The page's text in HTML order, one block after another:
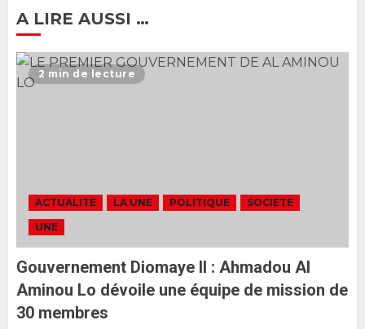
Ousmane Sonko rassure : «
L’Assemblée nationale ne
3
gouvernement : PASTEF pose
A LIRE AUSSI …
2 min de lecture
ACTUALITE LA UNE POLITIQUE
SOCIETE
UNE
Gouvernement Diomaye II : Ahmadou Al
Aminou Lo dévoile une équipe de mission de
30 membres